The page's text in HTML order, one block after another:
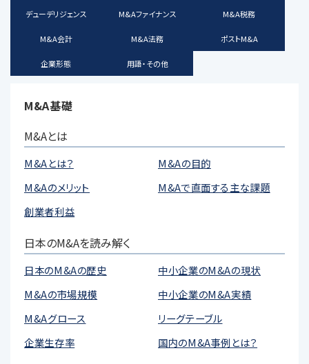
デューデリジェンス M&Aファイナンス M&A税務
M&A会計 M&A法務 ポストM&A
企業形態 用語・その他
M&A基礎
M&Aとは
M&Aとは？
M&Aの目的
M&Aのメリット
M&Aで直面する主な課題
創業者利益
日本のM&Aを読み解く
日本のM&Aの歴史
中小企業のM&Aの現状
M&Aの市場規模
中小企業のM&A実績
M&Aグロース
リーグテーブル
企業生存率
国内のM&A事例とは？